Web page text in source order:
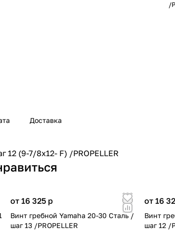
/
Доставка
12 (9-7/8х12- F) /PROPELLER
от 16 325 p
Винт гребной Yamaha 20-30 Сталь /
шаг 13 /PROPELLER
от 16
Винт
шаг 12 /